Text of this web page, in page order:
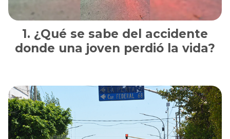
¿Qué se sabe del accidente
donde una joven perdió la vida?